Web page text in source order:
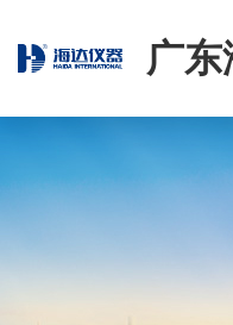
广东